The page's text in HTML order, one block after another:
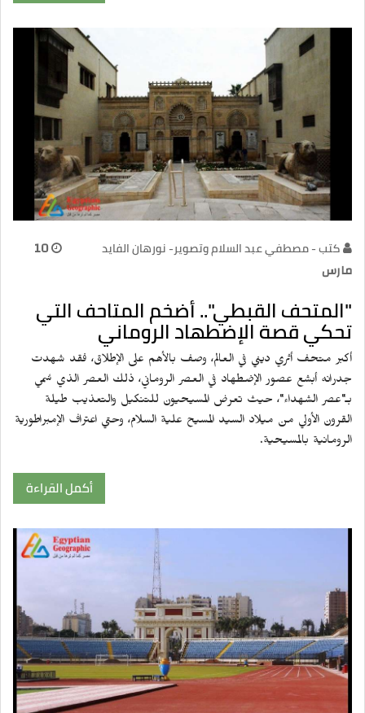
كتب - مصطفي عبد السلام وتصوير- نورهان الفايد
10
مارس
"المتحف القبطي".. أضخم المتاحف التي
تحكي قصة الإضطهاد الروماني
أكبر متحف أثري ديني في العالم، وصف بالأهم على الإطلاق، فقد شهدت
جدرانه أبشع عصور الإضطهاد في العصر الروماني، ذلك العصر الذي سُمي
بـ"عصر الشهداء"، حيث تعرض المسيحيون للتنكيل والتعذيب طيلة
القرون الأولي من ميلاد السيد المسيح علية السلام، وحتي اعتراف الإمبراطورية
الرومانية بالمسيحية.
أكمل القراءة